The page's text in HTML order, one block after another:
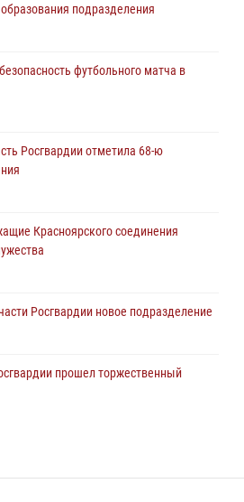
серии краж из гипермаркета
общественный порядок во
заплыва в Дудинке
задержали подозреваемого
соединения Росгвардии
с тонкостями РХБ защиты
подразделения
футбольного матча в
Росгвардии отметила 68-ю
Красноярского соединения
Росгвардии новое подразделение
прошел торжественный